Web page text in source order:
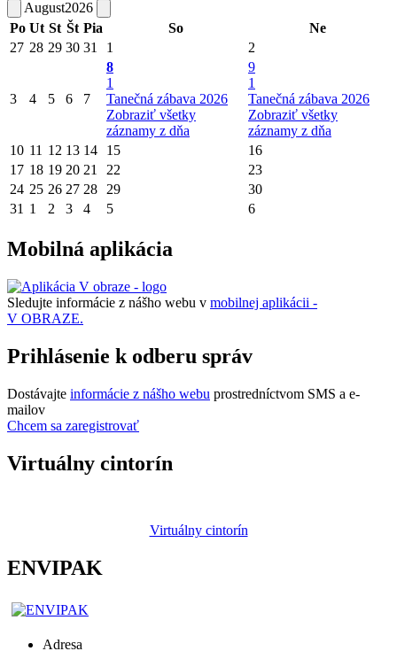
August2026
Po Ut St Št Pia So
Ne
27 28 29 30 31 1 2
3 4 5 6 7
8
1
Tanečná zábava 2026
Zobraziť všetky
záznamy z dňa
9
1
Tanečná zábava 2026
Zobraziť všetky
záznamy z dňa
10 11 12 13 14 15
16
17 18 19 20 21 22
23
24 25 26 27 28 29
30
31 1 2 3 4 5 6
Mobilná aplikácia
Sledujte informácie z nášho webu v mobilnej aplikácii -
V OBRAZE.
Prihlásenie k odberu správ
Dostávajte informácie z nášho webu prostredníctvom SMS a e-
mailov
Chcem sa zaregistrovať
Virtuálny cintorín
Virtuálny cintorín
ENVIPAK
Adresa